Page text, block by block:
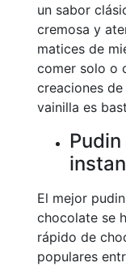
un sabor
cremosa y
matices de
comer solo o
creaciones
vainilla es
El mejor
chocolate se
rápido de
populares